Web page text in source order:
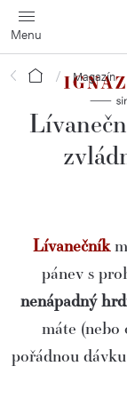
Přejít
na
obsah
Domů Magazín
Lívanečník
pánev s
nenápadný
máte (nebo
pořádnou